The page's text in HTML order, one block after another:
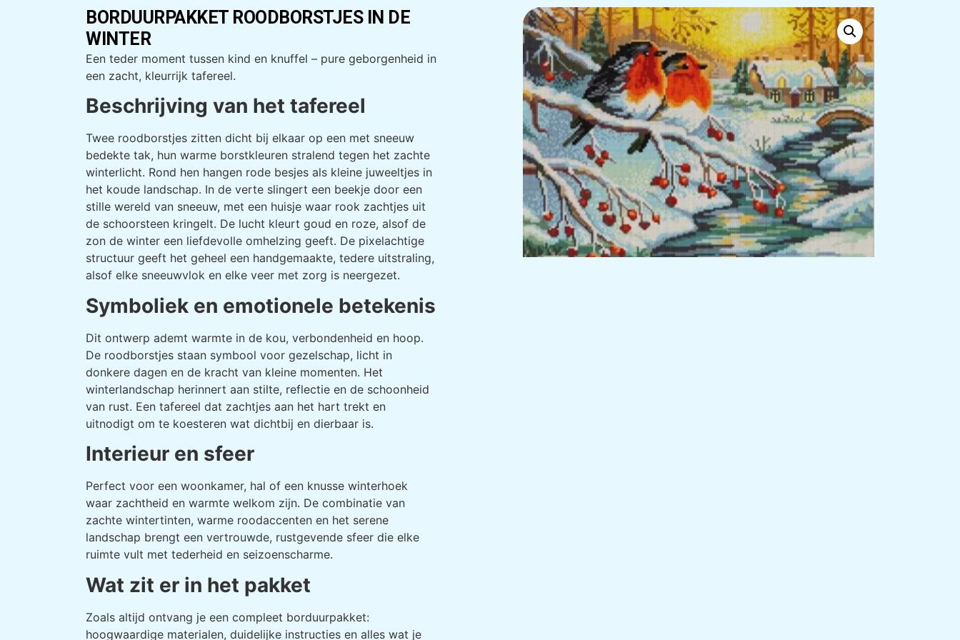
BORDUURPAKKET ROODBORSTJES IN DE
WINTER
Een teder moment tussen kind en knuffel – pure geborgenheid in
een zacht, kleurrijk tafereel.
Beschrijving van het tafereel
Twee roodborstjes zitten dicht bij elkaar op een met sneeuw
bedekte tak, hun warme borstkleuren stralend tegen het zachte
winterlicht. Rond hen hangen rode besjes als kleine juweeltjes in
het koude landschap. In de verte slingert een beekje door een
stille wereld van sneeuw, met een huisje waar rook zachtjes uit
de schoorsteen kringelt. De lucht kleurt goud en roze, alsof de
zon de winter een liefdevolle omhelzing geeft. De pixelachtige
structuur geeft het geheel een handgemaakte, tedere uitstraling,
alsof elke sneeuwvlok en elke veer met zorg is neergezet.
Symboliek en emotionele betekenis
Dit ontwerp ademt warmte in de kou, verbondenheid en hoop.
De roodborstjes staan symbool voor gezelschap, licht in
donkere dagen en de kracht van kleine momenten. Het
winterlandschap herinnert aan stilte, reflectie en de schoonheid
van rust. Een tafereel dat zachtjes aan het hart trekt en
uitnodigt om te koesteren wat dichtbij en dierbaar is.
Interieur en sfeer
Perfect voor een woonkamer, hal of een knusse winterhoek
waar zachtheid en warmte welkom zijn. De combinatie van
zachte wintertinten, warme roodaccenten en het serene
landschap brengt een vertrouwde, rustgevende sfeer die elke
ruimte vult met tederheid en seizoenscharme.
Wat zit er in het pakket
Zoals altijd ontvang je een compleet borduurpakket:
hoogwaardige materialen, duidelijke instructies en alles wat je